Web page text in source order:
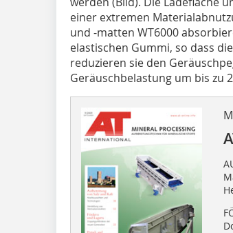
einer extremen
und -matten WT6000
elastischen Gummi, so dass
reduzieren sie den
Geräuschbelastung um bis zu